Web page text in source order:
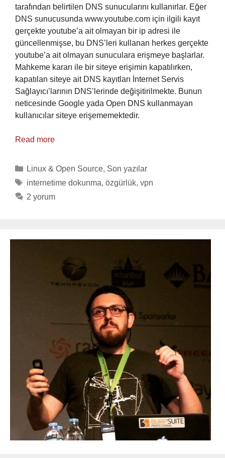
tarafından belirtilen DNS sunucularını kullanırlar. Eğer
DNS sunucusunda www.youtube.com için ilgili kayıt
gerçekte youtube’a ait olmayan bir ip adresi ile
güncellenmişse, bu DNS’leri kullanan herkes gerçekte
youtube’a ait olmayan sunuculara erişmeye başlarlar.
Mahkeme kararı ile bir siteye erişimin kapatılırken,
kapatılan siteye ait DNS kayıtları İnternet Servis
Sağlayıcı’larının DNS’lerinde değişitirilmekte. Bunun
neticesinde Google yada Open DNS kullanmayan
kullanıcılar siteye erişememektedir.
Read more
Categories
Linux & Open Source, Son yazılar
Tags
internetime dokunma, özgürlük, vpn
2 yorum